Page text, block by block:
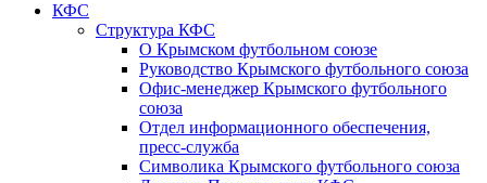
КФС
Структура КФС
О Крымском футбольном союзе
Руководство Крымского футбольного союза
Офис-менеджер Крымского футбольного
союза
Отдел информационного обеспечения,
пресс-служба
Символика Крымского футбольного союза